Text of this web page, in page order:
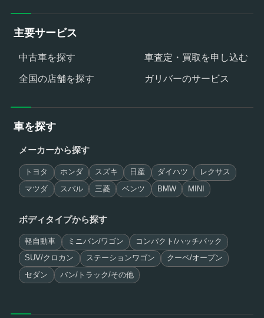
主要サービス
中古車を探す
車査定・買取を申し込む
全国の店舗を探す
ガリバーのサービス
車を探す
メーカーから探す
トヨタ ホンダ スズキ 日産 ダイハツ レクサス
マツダ スバル 三菱 ベンツ BMW MINI
ボディタイプから探す
軽自動車 ミニバン/ワゴン コンパクト/ハッチバック
SUV/クロカン ステーションワゴン クーペ/オープン
セダン バン/トラック/その他